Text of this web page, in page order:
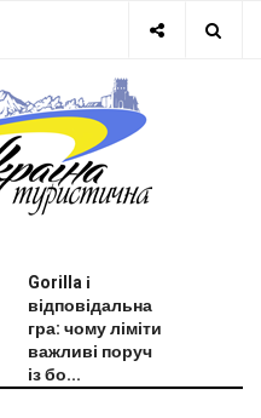
Gorilla і
відповідальна
гра: чому ліміти
важливі поруч
із бо...